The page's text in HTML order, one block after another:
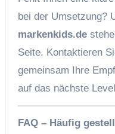
bei der Umsetzung?
markenkids.de
Seite. Kontaktieren
gemeinsam Ihre
auf das nächste
FAQ – Häufig